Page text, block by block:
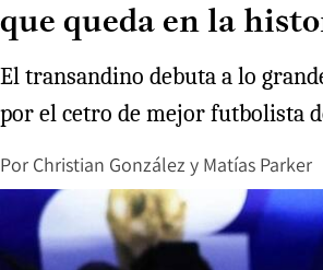
que queda en la
El transandino debuta a lo
por el cetro de mejor futbolista
Por Christian González y Matías Parker